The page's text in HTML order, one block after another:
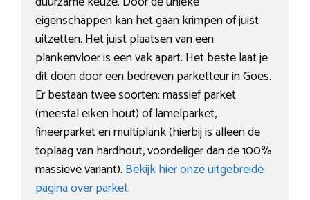
eigenschappen kan het gaan krimpen of juist
uitzetten. Het juist plaatsen van een
plankenvloer is een vak apart. Het beste laat je
dit doen door een bedreven parketteur in Goes.
Er bestaan twee soorten: massief parket
(meestal eiken hout) of lamelparket,
fineerparket en multiplank (hierbij is alleen de
toplaag van hardhout, voordeliger dan de 100%
massieve variant). Bekijk hier onze uitgebreide
pagina over parket.